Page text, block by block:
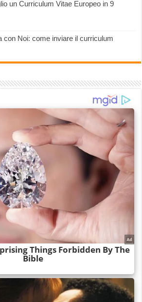
un Curriculum Vitae Europeo in 9
con Noi: come inviare il curriculum